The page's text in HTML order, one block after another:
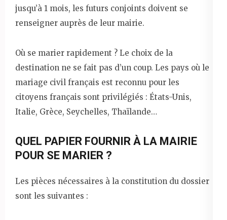
jusqu’à 1 mois, les futurs conjoints doivent se
renseigner auprès de leur mairie.
Où se marier rapidement ? Le choix de la
destination ne se fait pas d’un coup. Les pays où le
mariage civil français est reconnu pour les
citoyens français sont privilégiés : États-Unis,
Italie, Grèce, Seychelles, Thaïlande…
QUEL PAPIER FOURNIR À LA MAIRIE
POUR SE MARIER ?
Les pièces nécessaires à la constitution du dossier
sont les suivantes :